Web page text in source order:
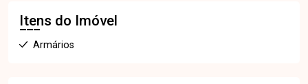
Itens do Imóvel
Armários